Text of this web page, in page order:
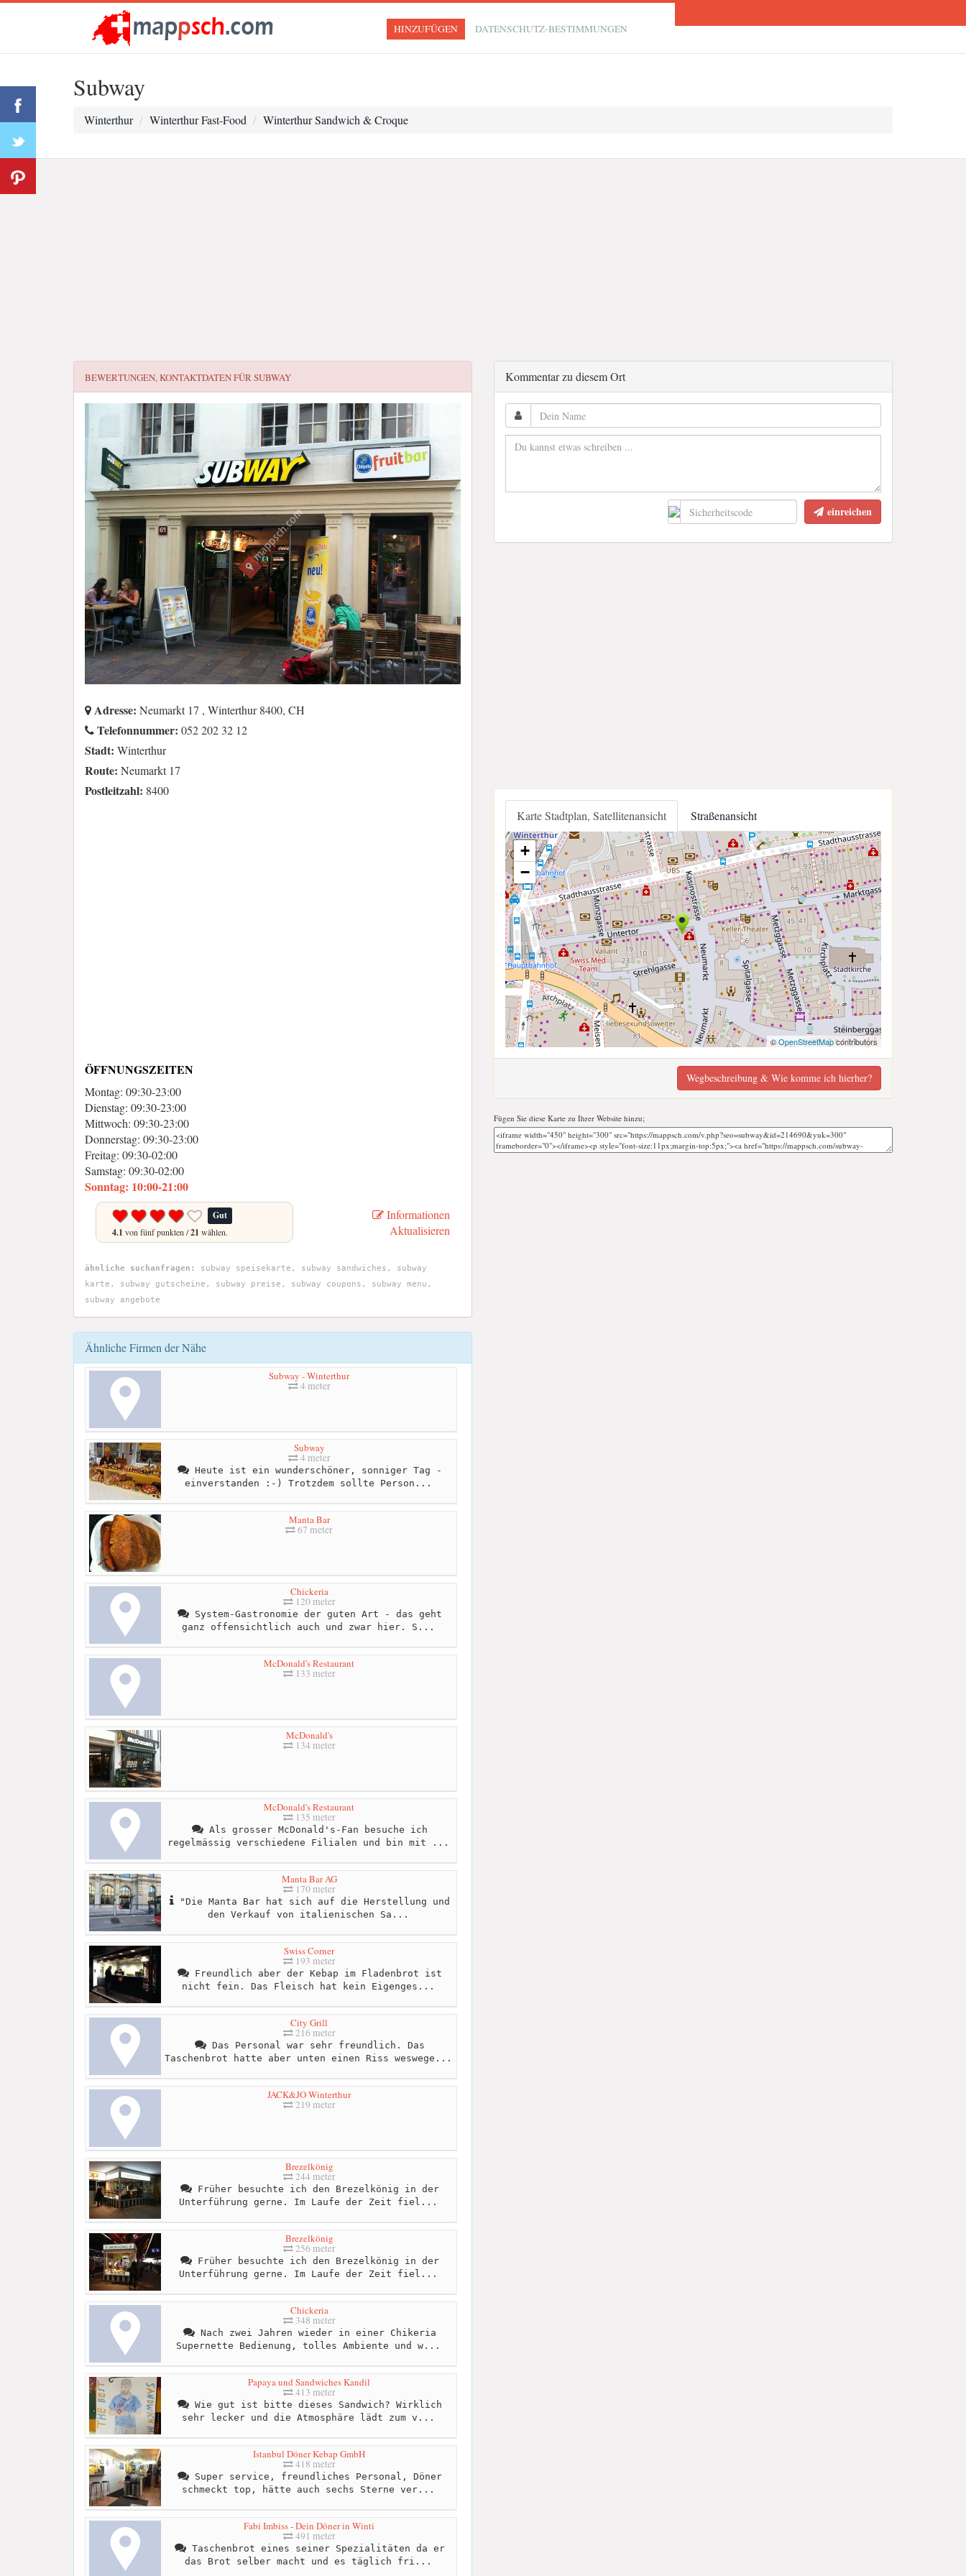
HINZUFÜGEN DATENSCHUTZ-BESTIMMUNGEN
Subway
Winterthur Winterthur Fast-Food Winterthur Sandwich & Croque
BEWERTUNGEN, KONTAKTDATEN FÜRSUBWAY
Adresse: Neumarkt 17 , Winterthur 8400, CH
Telefonnummer: 052 202 32 12
Stadt: Winterthur
Route: Neumarkt 17
Postleitzahl: 8400
ÖFFNUNGSZEITEN
Montag: 09:30-23:00
Dienstag: 09:30-23:00
Mittwoch: 09:30-23:00
Donnerstag: 09:30-23:00
Freitag: 09:30-02:00
Samstag: 09:30-02:00
Sonntag: 10:00-21:00
Gut
4.1 von fünf punkten /21 wählen.
Informationen
Aktualisieren
ähnliche suchanfragen:
subway speisekarte, subway sandwiches, subway
karte, subway gutscheine, subway preise, subway coupons, subway menu,
subway angebote
Ähnliche Firmen der Nähe
Subway - Winterthur
4 meter
Subway
4 meter
Heute ist ein wunderschöner, sonniger Tag -
einverstanden :-) Trotzdem sollte Person...
Manta Bar
67 meter
Chickeria
120 meter
System-Gastronomie der guten Art - das geht
ganz offensichtlich auch und zwar hier. S...
McDonald's Restaurant
133 meter
McDonald's
134 meter
McDonald's Restaurant
135 meter
Als grosser McDonald's-Fan besuche ich
regelmässig verschiedene Filialen und bin mit ...
Manta Bar AG
170 meter
"Die Manta Bar hat sich auf die Herstellung und
den Verkauf von italienischen Sa...
Swiss Corner
193 meter
Freundlich aber der Kebap im Fladenbrot ist
nicht fein. Das Fleisch hat kein Eigenges...
City Grill
216 meter
Das Personal war sehr freundlich. Das
Taschenbrot hatte aber unten einen Riss weswege...
JACK&JO Winterthur
219 meter
Brezelkönig
244 meter
Früher besuchte ich den Brezelkönig in der
Unterführung gerne. Im Laufe der Zeit fiel...
Brezelkönig
256 meter
Früher besuchte ich den Brezelkönig in der
Unterführung gerne. Im Laufe der Zeit fiel...
Chickeria
348 meter
Nach zwei Jahren wieder in einer Chikeria
Supernette Bedienung, tolles Ambiente und w...
Papaya und Sandwiches Kandil
413 meter
Wie gut ist bitte dieses Sandwich? Wirklich
sehr lecker und die Atmosphäre lädt zum v...
Istanbul Döner Kebap GmbH
418 meter
Super service, freundliches Personal, Döner
schmeckt top, hätte auch sechs Sterne ver...
Fabi Imbiss - Dein Döner in Winti
491 meter
Taschenbrot eines seiner Spezialitäten da er
das Brot selber macht und es täglich fri...
Kommentar zu diesem Ort
einreichen
Karte Stadtplan, Satellitenansicht Straßenansicht
+
−
©OpenStreetMapcontributors
Wegbeschreibung & Wie komme ich hierher?
Fügen Sie diese Karte zu Ihrer Website hinzu;